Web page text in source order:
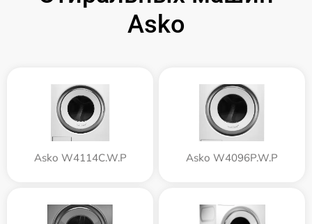
Asko
Asko W4114C.W.P Asko W4096P.W.P